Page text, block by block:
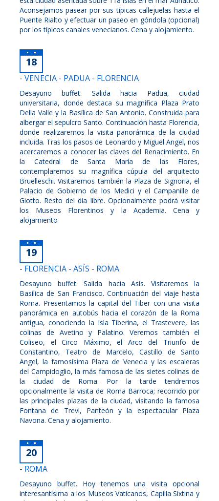
Aconsejamos pasear por sus típicas callejuelas hasta el
Puente Rialto y efectuar un paseo en góndola (opcional)
por los típicos canales venecianos. Cena y alojamiento.
18
- VENECIA - PADUA - FLORENCIA
Desayuno buffet. Salida hacia Padua, ciudad
universitaria, donde destaca su magnífica Plaza Prato
Della Valle y la Basílica de San Antonio. Construida para
albergar el sepulcro Santo. Continuación hasta Florencia,
donde realizaremos la visita panorámica de la ciudad
incluida. Tras los pasos de Leonardo y Miguel Angel, nos
acercaremos a conocer las claves del Renacimiento. En
la Catedral de Santa María de las Flores,
contemplaremos su magnífica cúpula del arquitecto
Bruelleschi. Visitaremos también la Plaza de Signoria, el
Palacio de Gobierno de los Medici y el Campanille de
Giotto. Resto del día libre. Opcionalmente podrá visitar
los Museos Florentinos y la Academia. Cena y
alojamiento
19
- FLORENCIA - ASÍS - ROMA
Desayuno buffet. Salida hacia Asís. Visitaremos la
Basílica de San Francisco. Continuación del viaje hasta
Roma. Presentamos la capital del Tiber con una visita
panorámica en autobús hacia el corazón de la Roma
antigua, conociendo la Isla Tiberina, el Trastevere, las
colinas de Avetino y Palatino. Veremos también el
Coliseo, el Circo Máximo, el Arco del Triunfo de
Constantino, Teatro de Marcelo, Castillo de Santo
Angel, la famosísima Plaza de Venecia y las escaleras
del Campidoglio, la más famosa de las sietes colinas de
la ciudad de Roma. Por la tarde tendremos
opcionalmente la visita de Roma Barroca; recorrido por
las principales plazas de la ciudad, visitando la famosa
Fontana de Trevi, Panteón y la espectacular Plaza
Navona. Cena y alojamiento.
20
- ROMA
Desayuno buffet. Hoy tenemos una visita opcional
interesantísima a los Museos Vaticanos, Capilla Sixtina y